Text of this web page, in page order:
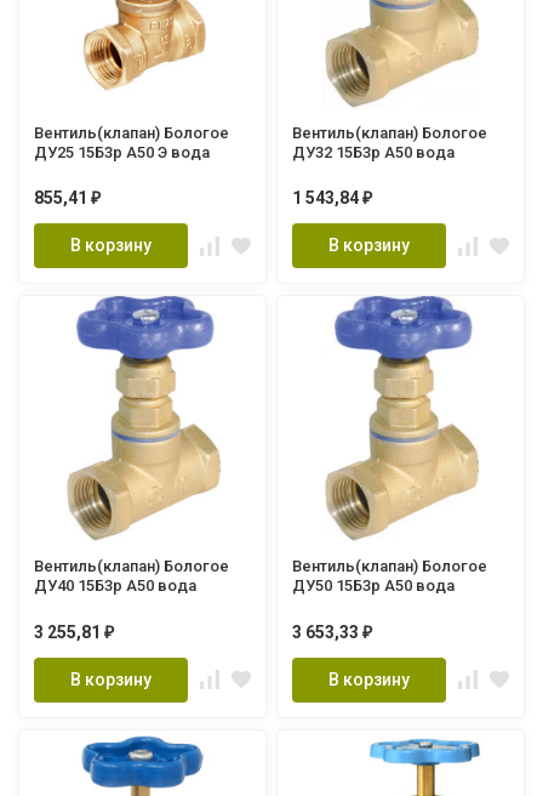
Вентиль(клапан) Бологое
ДУ25 15Б3р А50 Э вода
855,41 ₽
В корзину
Вентиль(клапан) Бологое
ДУ32 15Б3р А50 вода
1 543,84 ₽
В корзину
Вентиль(клапан) Бологое
ДУ40 15Б3р А50 вода
3 255,81 ₽
В корзину
Вентиль(клапан) Бологое
ДУ50 15Б3р А50 вода
3 653,33 ₽
В корзину